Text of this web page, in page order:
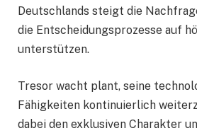
Deutschlands steigt die
die Entscheidungsprozesse auf
unterstützen.
Tresor wacht plant, seine
Fähigkeiten kontinuierlich
dabei den exklusiven Charakter